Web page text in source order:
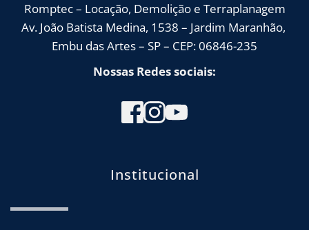
Romptec – Locação, Demolição e Terraplanagem
Av. João Batista Medina, 1538 – Jardim Maranhão,
Embu das Artes – SP – CEP: 06846-235
Nossas Redes sociais:
Institucional